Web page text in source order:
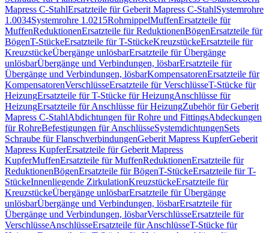
Mapress C-StahlErsatzteile für Geberit Mapress C-StahlSystemrohre
1.0034Systemrohre 1.0215RohrnippelMuffenErsatzteile für
MuffenReduktionenErsatzteile für ReduktionenBögenErsatzteile für
BögenT-StückeErsatzteile für T-StückeKreuzstückeErsatzteile für
KreuzstückeÜbergänge unlösbarErsatzteile für Übergänge
unlösbarÜbergänge und Verbindungen, lösbarErsatzteile für
Übergänge und Verbindungen, lösbarKompensatorenErsatzteile für
KompensatorenVerschlüsseErsatzteile für VerschlüsseT-Stücke für
HeizungErsatzteile für T-Stücke für HeizungAnschlüsse für
HeizungErsatzteile für Anschlüsse für HeizungZubehör für Geberit
Mapress C-StahlAbdichtungen für Rohre und FittingsAbdeckungen
für RohreBefestigungen für AnschlüsseSystemdichtungenSets
Schraube für FlanschverbindungenGeberit Mapress KupferGeberit
Mapress KupferErsatzteile für Geberit Mapress
KupferMuffenErsatzteile für MuffenReduktionenErsatzteile für
ReduktionenBögenErsatzteile für BögenT-StückeErsatzteile für T-
StückeInnenliegende ZirkulationKreuzstückeErsatzteile für
KreuzstückeÜbergänge unlösbarErsatzteile für Übergänge
unlösbarÜbergänge und Verbindungen, lösbarErsatzteile für
Übergänge und Verbindungen, lösbarVerschlüsseErsatzteile für
VerschlüsseAnschlüsseErsatzteile für AnschlüsseT-Stücke für